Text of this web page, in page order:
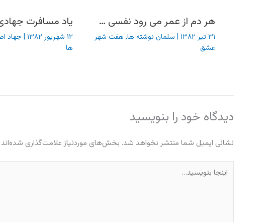
هر دم از عمر می رود نفسی …
۳۱ تیر ۱۳۸۲ | سلمان نوشته ها, هفت شهر
عشق
یاد مسافرت
۱۲ شهریور ۱۳۸۲ | جهاد
ها
دیدگاه‌ خود را بنویسید
نشانی ایمیل شما منتشر نخواهد شد. بخش‌های موردنیاز علامت‌گذاری شده‌اند
بنویسید…